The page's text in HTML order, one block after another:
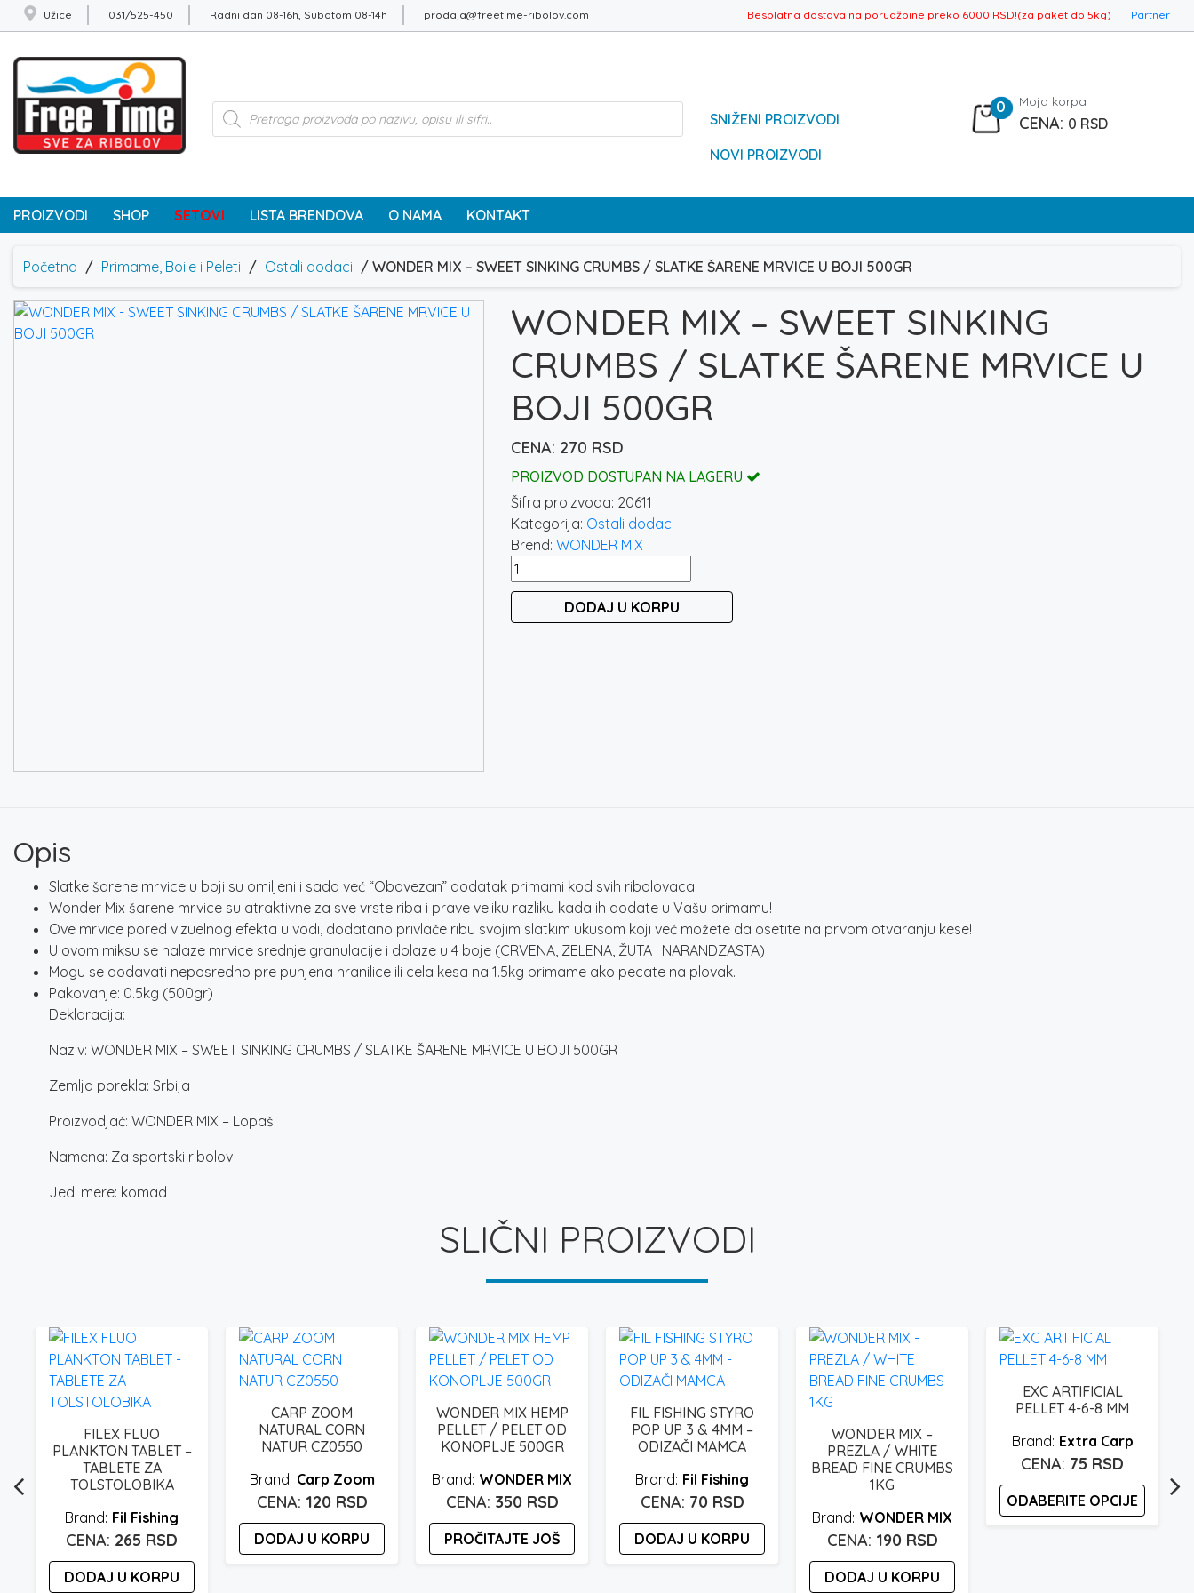
Užice 031/525-450 Radni dan 08-16h, Subotom 08-14h prodaja@freetime-ribolov.com Besplatna dostava na porudžbine preko 6000 RSD!(za paket do 5kg) Partner
Products
search
SNIŽENI PROIZVODI
NOVI PROIZVODI
0 Moja korpa
0 RSD
PROIZVODI SHOP SETOVI LISTA BRENDOVA O NAMA KONTAKT
Početna / Primame, Boile i Peleti / Ostali dodaci / WONDER MIX – SWEET SINKING CRUMBS / SLATKE ŠARENE MRVICE U BOJI 500GR
WONDER MIX – SWEET SINKING
CRUMBS / SLATKE ŠARENE MRVICE U
BOJI 500GR
270 RSD
PROIZVOD DOSTUPAN NA LAGERU
Šifra proizvoda: 20611
Kategorija: Ostali dodaci
Brend: WONDER MIX
WONDER
MIX
SWEET
DODAJ U KORPU
Opis
Slatke šarene mrvice u boji su omiljeni i sada već “Obavezan” dodatak primami kod svih ribolovaca!
Wonder Mix šarene mrvice su atraktivne za sve vrste riba i prave veliku razliku kada ih dodate u Vašu primamu!
Ove mrvice pored vizuelnog efekta u vodi, dodatano privlače ribu svojim slatkim ukusom koji već možete da osetite na prvom otvaranju kese!
U ovom miksu se nalaze mrvice srednje granulacije i dolaze u 4 boje (CRVENA, ZELENA, ŽUTA I NARANDZASTA)
Mogu se dodavati neposredno pre punjena hranilice ili cela kesa na 1.5kg primame ako pecate na plovak.
Pakovanje: 0.5kg (500gr)
Deklaracija:
Naziv: WONDER MIX – SWEET SINKING CRUMBS / SLATKE ŠARENE MRVICE U BOJI 500GR
Zemlja porekla: Srbija
Proizvodjač: WONDER MIX – Lopaš
Namena: Za sportski ribolov
Jed. mere: komad
SLIČNI PROIZVODI
FILEX FLUO
PLANKTON TABLET –
TABLETE ZA
TOLSTOLOBIKA
Fil Fishing
265 RSD
DODAJ U KORPU
CARP ZOOM
NATURAL CORN
NATUR CZ0550
Carp Zoom
120 RSD
DODAJ U KORPU
WONDER MIX HEMP
PELLET / PELET OD
KONOPLJE 500GR
WONDER MIX
350 RSD
PROČITAJTE JOŠ
FIL FISHING STYRO
POP UP 3 & 4MM –
ODIZAČI MAMCA
Fil Fishing
70 RSD
DODAJ U KORPU
WONDER MIX –
PREZLA / WHITE
BREAD FINE CRUMBS
1KG
WONDER MIX
190 RSD
DODAJ U KORPU
EXC ARTIFICIAL
PELLET 4-6-8 MM
Extra Carp
75 RSD
ODABERITE OPCIJE